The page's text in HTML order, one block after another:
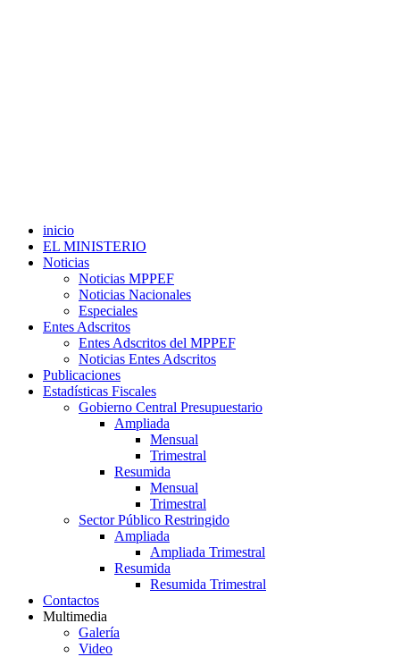
inicio
EL MINISTERIO
Noticias
Noticias MPPEF
Noticias Nacionales
Especiales
Entes Adscritos
Entes Adscritos del MPPEF
Noticias Entes Adscritos
Publicaciones
Estadísticas Fiscales
Gobierno Central Presupuestario
Ampliada
Mensual
Trimestral
Resumida
Mensual
Trimestral
Sector Público Restringido
Ampliada
Ampliada Trimestral
Resumida
Resumida Trimestral
Contactos
Multimedia
Galería
Video